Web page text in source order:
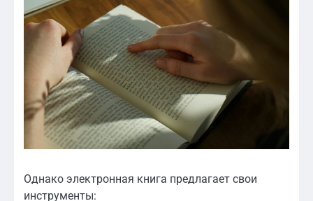
Однако электронная книга предлагает свои
инструменты: